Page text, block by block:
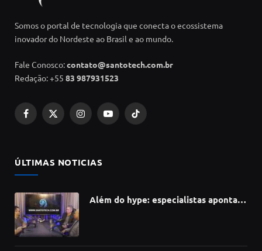
Somos o portal de tecnologia que conecta o ecossistema
inovador do Nordeste ao Brasil e ao mundo.
Fale Conosco:contato@santotech.com.br
Redação: +55 83 987931523
Facebook
X
InstagramYouTubeTikTok
ÚLTIMAS NOTICIAS
Além do hype: especialistas apontam